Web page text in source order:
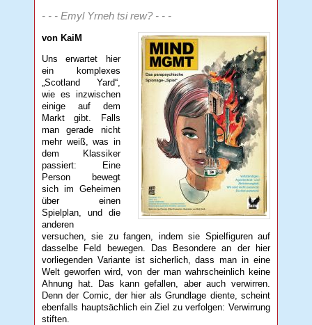
- - - Emyl Yrneh tsi rew? - - -
von KaiM
Uns erwartet hier
ein komplexes
„Scotland Yard“,
wie es inzwischen
einige auf dem
Markt gibt. Falls
man gerade nicht
mehr weiß, was in
dem Klassiker
passiert: Eine
Person bewegt
sich im Geheimen
über einen
Spielplan, und die
anderen
versuchen, sie zu fangen, indem sie Spielfiguren auf
dasselbe Feld bewegen. Das Besondere an der hier
vorliegenden Variante ist sicherlich, dass man in eine
Welt geworfen wird, von der man wahrscheinlich keine
Ahnung hat. Das kann gefallen, aber auch verwirren.
Denn der Comic, der hier als Grundlage diente, scheint
ebenfalls hauptsächlich ein Ziel zu verfolgen: Verwirrung
stiften.